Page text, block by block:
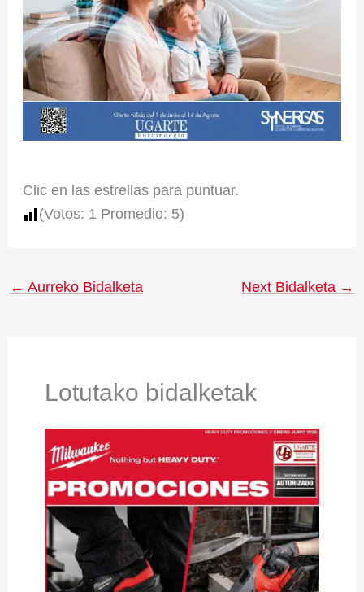
Clic en las estrellas para puntuar.
(Votos: 1 Promedio: 5)
← Aurreko Bidalketa Next Bidalketa →
Lotutako bidalketak